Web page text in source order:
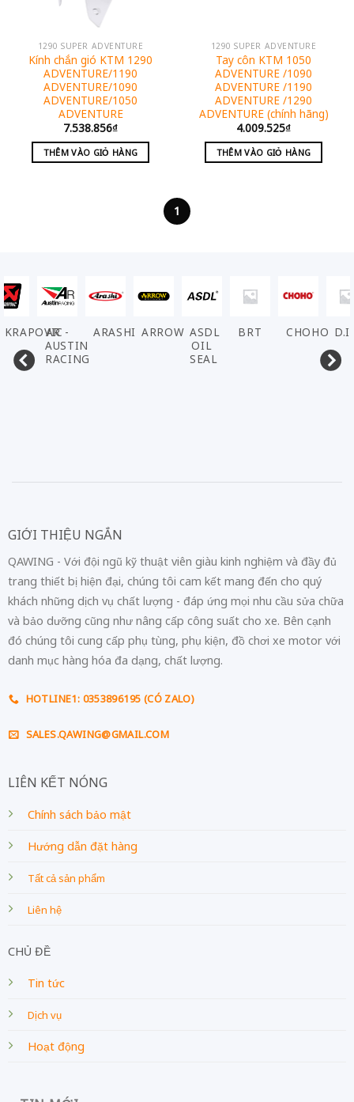
1290 SUPER ADVENTURE
Kính chắn gió KTM 1290
ADVENTURE/1190
ADVENTURE/1090
ADVENTURE/1050
ADVENTURE
7.538.856₫
THÊM VÀO GIỎ HÀNG
1290 SUPER ADVENTURE
Tay côn KTM 1050
ADVENTURE /1090
ADVENTURE /1190
ADVENTURE /1290
ADVENTURE (chính hãng)
4.009.525₫
THÊM VÀO GIỎ HÀNG
1
AR -
AUSTIN
RACING
ARASHI ARROW ASDL
OIL
SEAL
BRT CHOHO
GIỚI THIỆU NGẮN
QAWING - Với đội ngũ kỹ thuật viên giàu kinh nghiệm và đầy đủ
trang thiết bị hiện đại, chúng tôi cam kết mang đến cho quý
khách những dịch vụ chất lượng - đáp ứng mọi nhu cầu sửa chữa
và bảo dưỡng cũng như nâng cấp công suất cho xe. Bên cạnh
đó chúng tôi cung cấp phụ tùng, phụ kiện, đồ chơi xe motor với
danh mục hàng hóa đa dạng, chất lượng.
HOTLINE1: 0353896195 (CÓ ZALO)
SALES.QAWING@GMAIL.COM
LIÊN KẾT NÓNG
Chính sách bảo mật
Hướng dẫn đặt hàng
Tất cả sản phẩm
Liên hệ
CHỦ ĐỀ
Tin tức
Dịch vụ
Hoạt động